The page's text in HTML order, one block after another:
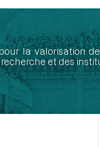
la valorisation
et des